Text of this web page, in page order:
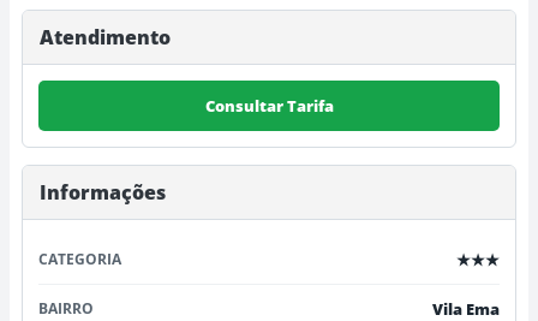
Atendimento
Consultar Tarifa
Informações
CATEGORIA ★★★
BAIRRO Vila Ema